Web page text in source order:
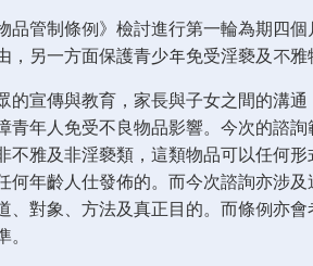
品管制條例》檢討進行第一輪為期四
，另一方面保護青少年免受淫褻及不
的宣傳與教育，家長與子女之間的溝
青年人免受不良物品影響。今次的諮
不雅及非淫褻類，這類物品可以任何
何年齡人仕發佈的。而今次諮詢亦涉
、對象、方法及真正目的。而條例亦
。